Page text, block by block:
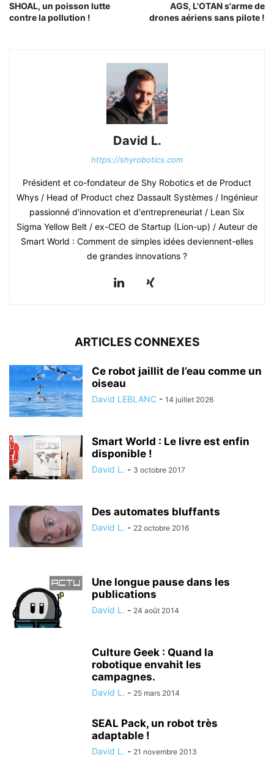
SHOAL, un poisson lutte
contre la pollution !
AGS, L'OTAN s'arme de
drones aériens sans pilote !
David L.
https://shyrobotics.com
Président et co-fondateur de Shy Robotics et de Product
Whys / Head of Product chez Dassault Systèmes / Ingénieur
passionné d'innovation et d'entrepreneuriat / Lean Six
Sigma Yellow Belt / ex-CEO de Startup (Lion-up) / Auteur de
Smart World : Comment de simples idées deviennent-elles
de grandes innovations ?
ARTICLES CONNEXES
Ce robot jaillit de l’eau comme un
oiseau
David LEBLANC - 14 juillet 2026
Smart World : Le livre est enfin
disponible !
David L. - 3 octobre 2017
Des automates bluffants
David L. - 22 octobre 2016
Une longue pause dans les
publications
David L. - 24 août 2014
Culture Geek : Quand la
robotique envahit les
campagnes.
David L. - 25 mars 2014
SEAL Pack, un robot très
adaptable !
David L. - 21 novembre 2013